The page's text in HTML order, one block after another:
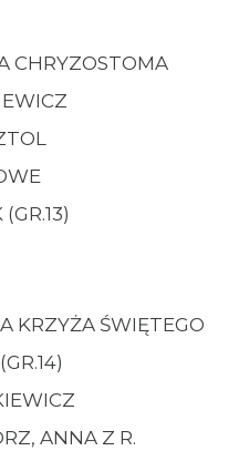
CHRYZOSTOMA
KRZYŻA ŚWIĘTEGO
ANNA Z R.